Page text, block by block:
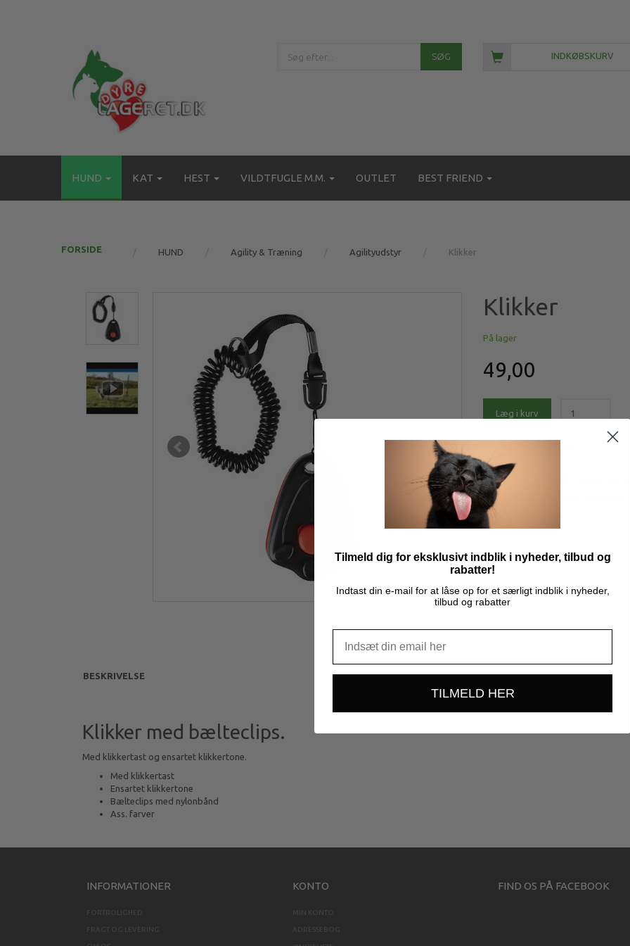
SØG INDKØBSKURV
HUND KAT HEST VILDTFUGLE M.M. OUTLET BEST FRIEND
FORSIDE HUND Agility & Træning Agilityudstyr Klikker
Klikker
På lager
49,00
Læg i kurv
Klikker med bælteclip, klikkertast
BEMÆRK: ASS. FARVER, MAN KAN
Mere information
BESKRIVELSE
Klikker med bælteclips.
Med klikkertast og ensartet klikkertone.
Med klikkertast
Ensartet klikkertone
Bælteclips med nylonbånd
Ass. farver
INFORMATIONER
FORTROLIGHED
FRAGT OG LEVERING
KONTO
MIN KONTO
ADRESSEBOG
FIND OS PÅ FACEBOOK
Tilmeld dig for eksklusivt indblik i nyheder, tilbud og
rabatter!
Indtast din e-mail for at låse op for et særligt indblik i nyheder,
tilbud og rabatter
TILMELD HER